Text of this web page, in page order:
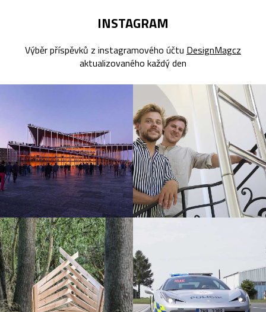
INSTAGRAM
Výběr příspěvků z instagramového účtu DesignMagcz
aktualizovaného každý den